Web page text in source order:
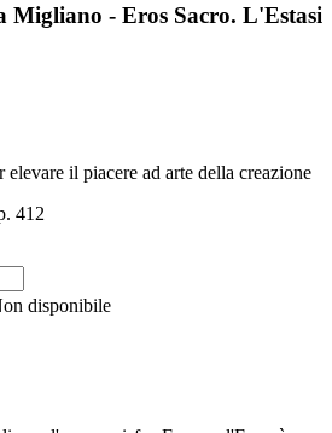
Migliano - Eros Sacro. L'Estasi
elevare il piacere ad arte della creazione
412
disponibile